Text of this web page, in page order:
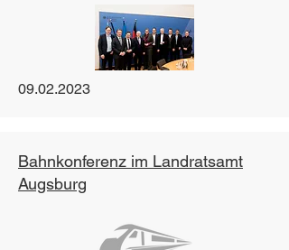
09.02.2023
Bahnkonferenz im Landratsamt
Augsburg